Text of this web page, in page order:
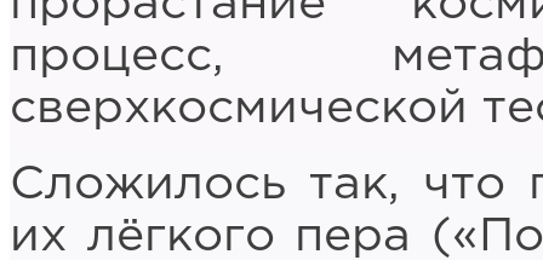
процесс,
сверхкосмической
Сложилось так, что
их лёгкого пера